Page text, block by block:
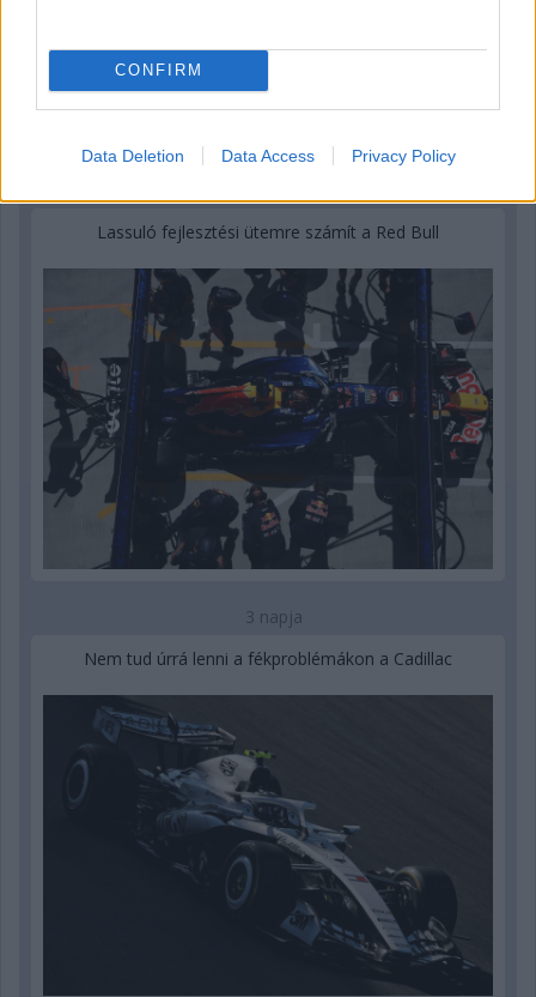
CONFIRM
Data Deletion Data Access Privacy Policy
Lassuló fejlesztési ütemre számít a Red Bull
3 napja
Nem tud úrrá lenni a fékproblémákon a Cadillac